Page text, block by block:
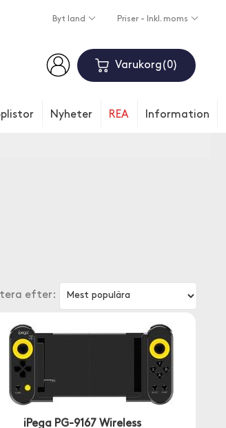
Byt land Priser - Inkl. moms
Varukorg 0
Nyheter REA Information
efter:
iPega PG-9167 Wireless